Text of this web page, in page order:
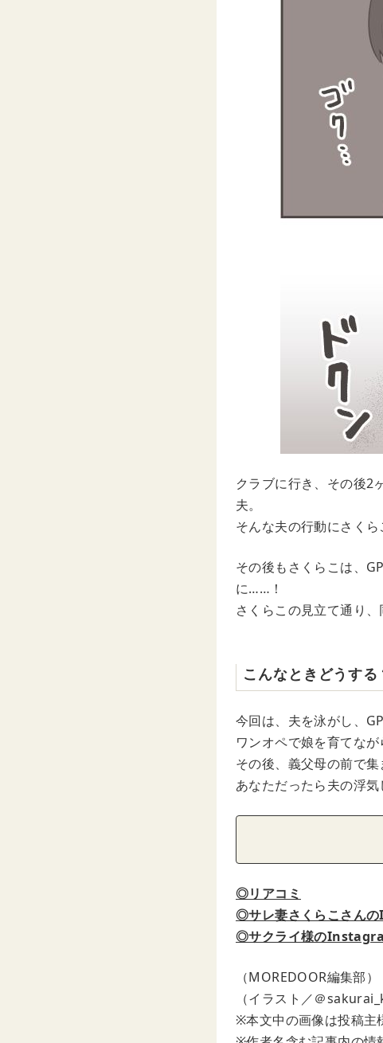
クラブに行き、その後2
夫。
そんな夫の行動にさく
その後もさくらこは、
に……！
さくらこの見立て通り
こんなときどうする
今回は、夫を泳がし、
ワンオペで娘を育てなが
その後、義父母の前で
あなただったら夫の浮
◎リアコミ
◎サレ妻さくらこさん
◎サクライ様の
（MOREDOOR編集部）
（イラスト／＠
※本文中の画像は投稿主